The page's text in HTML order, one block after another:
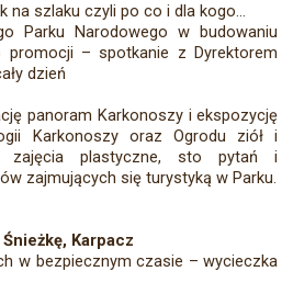
na szlaku czyli po co i dla kogo…
Parku Narodowego w budowaniu
promocji – spotkanie z Dyrektorem
dzień
panoram Karkonoszy i ekspozycję
Karkonoszy oraz Ogrodu ziół i
zajęcia plastyczne, sto pytań i
zajmujących się turystyką w Parku.
Karpacz
w bezpiecznym czasie – wycieczka